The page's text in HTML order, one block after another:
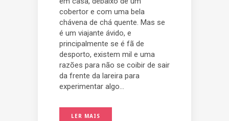
cobertor e com uma bela
chávena de chá quente. Mas se
é um viajante ávido, e
principalmente se é fã de
desporto, existem mil e uma
razões para não se coibir de sair
da frente da lareira para
experimentar algo...
LER MAIS